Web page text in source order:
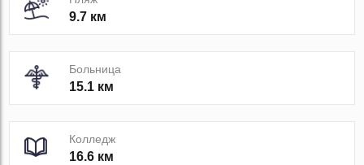
9.7 км
Больница
15.1 км
Колледж
16.6 км